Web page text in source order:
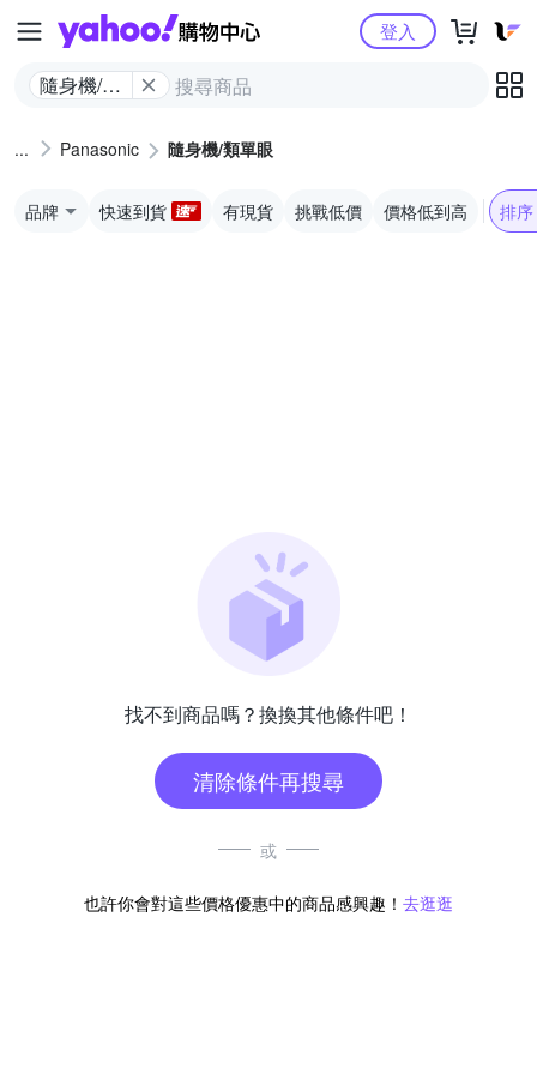
Yahoo購物中心
隨身機/類
登入
Panasonic 隨身機/類單眼
品牌 快速到貨 有現貨 挑戰低價 價格低到高 排序
找不到商品嗎？換換其他條件吧！
清除條件再搜尋
或
也許你會對這些價格優惠中的商品感興趣！ 去逛逛